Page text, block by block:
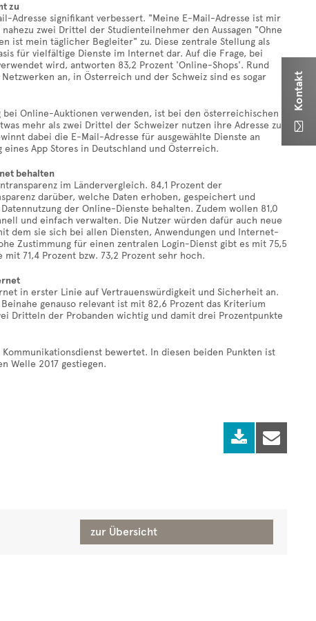
zu
Adresse signifikant verbessert. "Meine E-Mail-Adresse ist mir
zwei Drittel der Studienteilnehmer den Aussagen "Ohne
ist mein täglicher Begleiter" zu. Diese zentrale Stellung als
für vielfältige Dienste im Internet dar. Auf die Frage, bei
wird, antworten 83,2 Prozent 'Online-Shops'. Rund
an, in Österreich und der Schweiz sind es sogar
Online-Auktionen verwenden, ist bei den österreichischen
mehr als zwei Drittel der Schweizer nutzen ihre Adresse zur
dabei die E-Mail-Adresse für ausgewählte Dienste an
App Stores in Deutschland und Österreich.
behalten
im Ländervergleich. 84,1 Prozent der
darüber, welche Daten erhoben, gespeichert und
der Online-Dienste behalten. Zudem wollen 81,0
und einfach verwalten. Die Nutzer würden dafür auch neue
dem sie sich bei allen Diensten, Anwendungen und Internet-
Zustimmung für einen zentralen Login-Dienst gibt es mit 75,5
71,4 Prozent bzw. 73,2 Prozent sehr hoch.
in erster Linie auf Vertrauenswürdigkeit und Sicherheit an.
genauso relevant ist mit 82,6 Prozent das Kriterium
Dritteln der Probanden wichtig und damit drei Prozentpunkte
bewertet. In diesen beiden Punkten ist
Welle 2017 gestiegen.


zur Übersicht

Kontakt